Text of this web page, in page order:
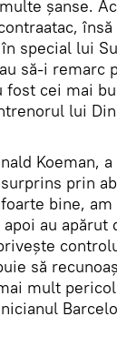
șanse.
special lui
să-i remarc
fost cei mai
lui
Koeman,
prin
bine, am
au apărut
să
mult